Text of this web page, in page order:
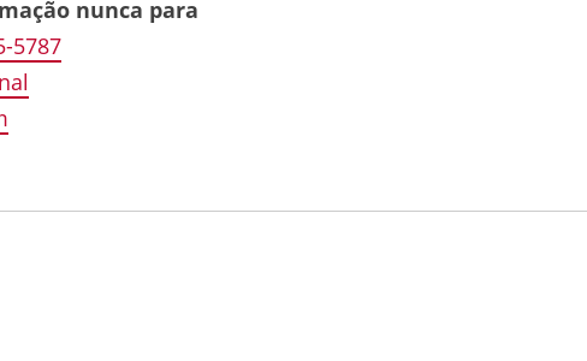
nunca para
5787